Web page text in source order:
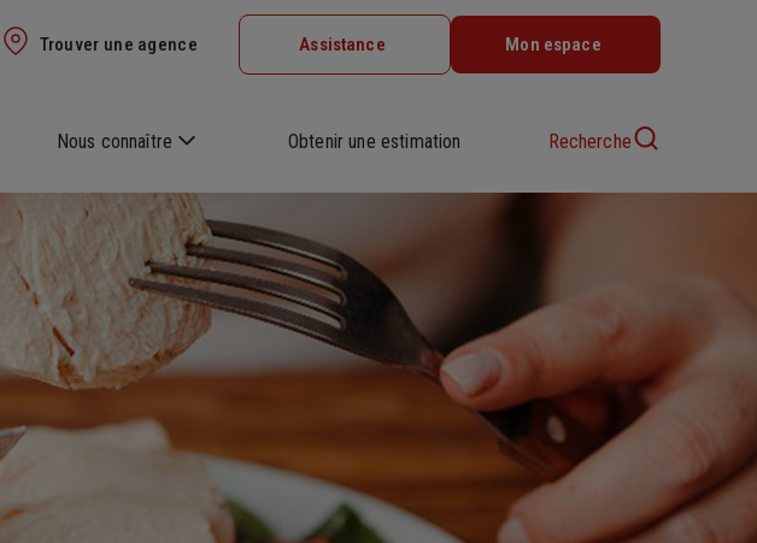
Trouver une agence Assistance Mon espace
Nous connaître Obtenir une estimation Recherche